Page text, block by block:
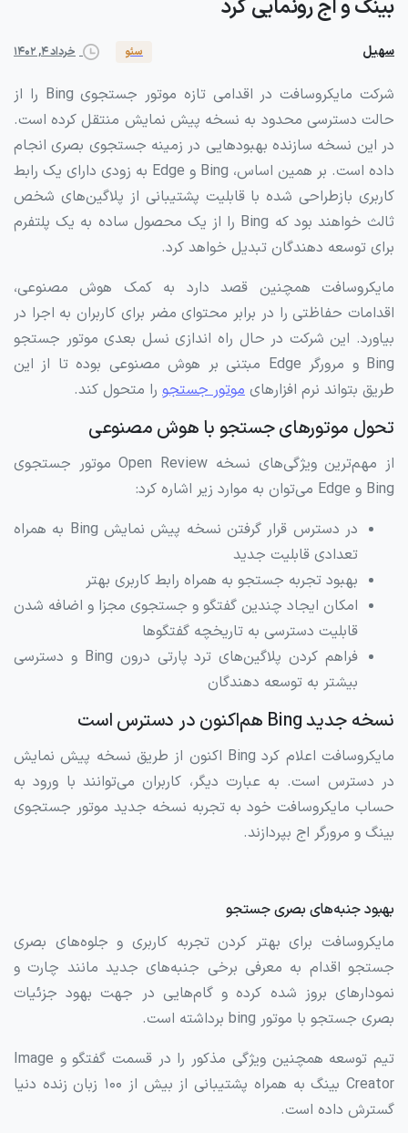
بینگواجرونماییکرد
سهیل سئو خرداد ۴, ۱۴۰۲
شرکت مایکروسافت در اقدامی تازه موتور جستجوی Bing را از
حالت دسترسی محدود به نسخه پیش نمایش منتقل کرده است.
در این نسخه سازنده بهبودهایی در زمینه جستجوی بصری انجام
داده است. بر همین اساس، Bing و Edge به زودی دارای یک رابط
کاربری بازطراحی شده با قابلیت پشتیبانی از پلاگین‌های شخص
ثالث خواهند بود که Bing را از یک محصول ساده به یک پلتفرم
برای توسعه دهندگان تبدیل خواهد کرد.
مایکروسافت همچنین قصد دارد به کمک هوش مصنوعی،
اقدامات حفاظتی را در برابر محتوای مضر برای کاربران به اجرا در
بیاورد. این شرکت در حال راه اندازی نسل بعدی موتور جستجو
Bing و مرورگر Edge مبتنی بر هوش مصنوعی بوده تا از این
طریق بتواند نرم افزارهای موتور جستجو را متحول کند.
تحول موتورهای جستجو با هوش مصنوعی
از مهم‌ترین ویژگی‌های نسخه Open Review موتور جستجوی
Bing و Edge می‌توان به موارد زیر اشاره کرد:
در دسترس قرار گرفتن نسخه پیش نمایش Bing به همراه
تعدادی قابلیت جدید
بهبود تجربه جستجو به همراه رابط کاربری بهتر
امکان ایجاد چندین گفتگو و جستجوی مجزا و اضافه شدن
قابلیت دسترسی به تاریخچه گفتگوها
فراهم کردن پلاگین‌های ترد پارتی درون Bing و دسترسی
بیشتر به توسعه دهندگان
نسخه جدید Bing هم‌اکنون در دسترس است
مایکروسافت اعلام کرد Bing اکنون از طریق نسخه پیش نمایش
در دسترس است. به عبارت دیگر، کاربران می‌توانند با ورود به
حساب مایکروسافت خود به تجربه نسخه جدید موتور جستجوی
بینگ و مرورگر اج بپردازند.
بهبود جنبه‌های بصری جستجو
مایکروسافت برای بهتر کردن تجربه کاربری و جلوه‌های بصری
جستجو اقدام به معرفی برخی جنبه‌های جدید مانند چارت و
نمودارهای بروز شده کرده و گام‌هایی در جهت بهود جزئیات
بصری جستجو با موتور bing برداشته است.
تیم توسعه همچنین ویژگی مذکور را در قسمت گفتگو و Image
Creator بینگ به همراه پشتیبانی از بیش از ۱۰۰ زبان زنده دنیا
گسترش داده‌ است.